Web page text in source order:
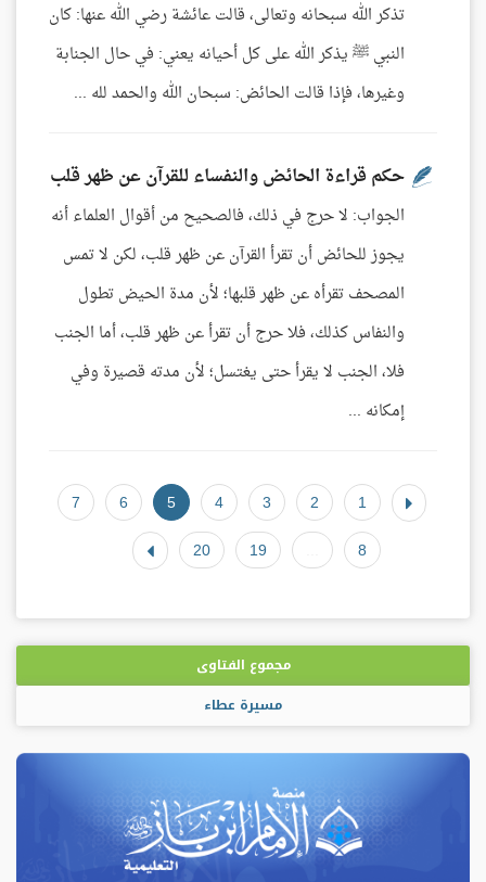
تذكر الله سبحانه وتعالى، قالت عائشة رضي الله عنها: كان
النبي ﷺ يذكر الله على كل أحيانه يعني: في حال الجنابة
وغيرها، فإذا قالت الحائض: سبحان الله والحمد لله ...
حكم قراءة الحائض والنفساء للقرآن عن ظهر قلب
الجواب: لا حرج في ذلك، فالصحيح من أقوال العلماء أنه
يجوز للحائض أن تقرأ القرآن عن ظهر قلب، لكن لا تمس
المصحف تقرأه عن ظهر قلبها؛ لأن مدة الحيض تطول
والنفاس كذلك، فلا حرج أن تقرأ عن ظهر قلب، أما الجنب
فلا، الجنب لا يقرأ حتى يغتسل؛ لأن مدته قصيرة وفي
إمكانه ...
1
2
3
4
5
6
7
8
19
20
مجموع الفتاوى
مسيرة عطاء